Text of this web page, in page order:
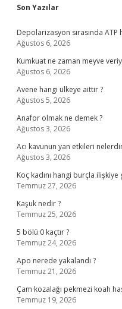
Sidebar
Son Yazılar
Depolarizasyon sırasında ATP
Ağustos 6, 2026
Kumkuat ne zaman meyve
Ağustos 6, 2026
Avene hangi ülkeye aittir ?
Ağustos 5, 2026
Anafor olmak ne demek ?
Ağustos 3, 2026
Acı kavunun yan etkileri
Ağustos 3, 2026
Koç kadını hangi burçla ilişkiye
Temmuz 27, 2026
Kaşuk nedir ?
Temmuz 25, 2026
5 bölü 0 kaçtır ?
Temmuz 24, 2026
Apo nerede yakalandı ?
Temmuz 21, 2026
Çam kozalağı pekmezi koah
Temmuz 19, 2026